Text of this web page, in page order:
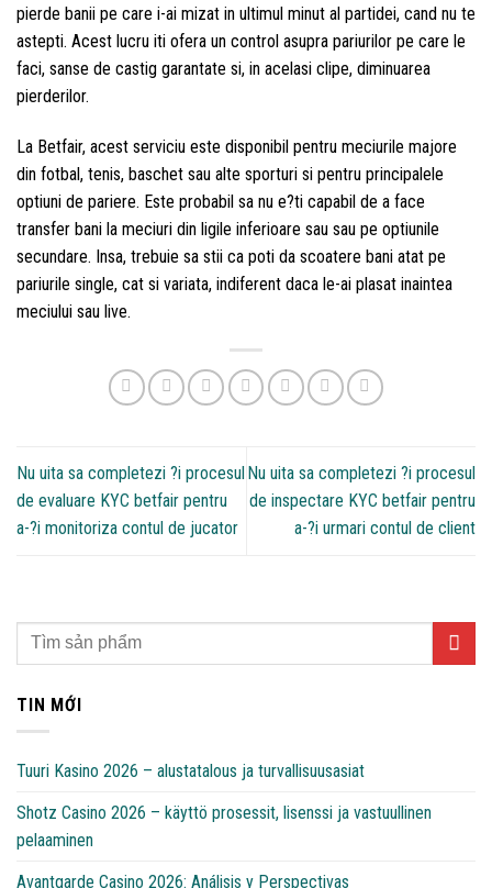
pierde banii pe care i-ai mizat in ultimul minut al partidei, cand nu te
astepti. Acest lucru iti ofera un control asupra pariurilor pe care le
faci, sanse de castig garantate si, in acelasi clipe, diminuarea
pierderilor.
La Betfair, acest serviciu este disponibil pentru meciurile majore
din fotbal, tenis, baschet sau alte sporturi si pentru principalele
optiuni de pariere. Este probabil sa nu e?ti capabil de a face
transfer bani la meciuri din ligile inferioare sau sau pe optiunile
secundare. Insa, trebuie sa stii ca poti da scoatere bani atat pe
pariurile single, cat si variata, indiferent daca le-ai plasat inaintea
meciului sau live.
Nu uita sa completezi ?i procesul
de evaluare KYC betfair pentru
a-?i monitoriza contul de jucator
Nu uita sa completezi ?i procesul
de inspectare KYC betfair pentru
a-?i urmari contul de client
TIN MỚI
Tuuri Kasino 2026 – alustatalous ja turvallisuusasiat
Shotz Casino 2026 – käyttö prosessit, lisenssi ja vastuullinen
pelaaminen
Avantgarde Casino 2026: Análisis y Perspectivas